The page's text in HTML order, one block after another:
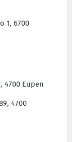
1, 6700
4700 Eupen
4700